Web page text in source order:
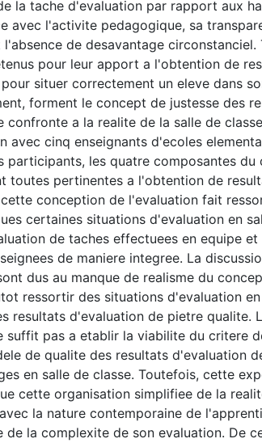
la tache d'evaluation par rapport aux
avec l'activite pedagogique, sa
de desavantage circonstanciel.
pour leur apport a l'obtention de
situer correctement un eleve dans
forment le concept de justesse des
confronte a la realite de la salle de
avec cinq enseignants d'ecoles
participants, les quatre composantes du
toutes pertinentes a l'obtention de
conception de l'evaluation fait
certaines situations d'evaluation en
de taches effectuees en equipe
de maniere integree. La
dus au manque de realisme du
ressortir des situations d'evaluation
resultats d'evaluation de pietre qualite.
suffit pas a etablir la viabilite du critere
de qualite des resultats d'evaluation
en salle de classe. Toutefois, cette
cette organisation simplifiee de la
la nature contemporaine de
de la complexite de son evaluation. De